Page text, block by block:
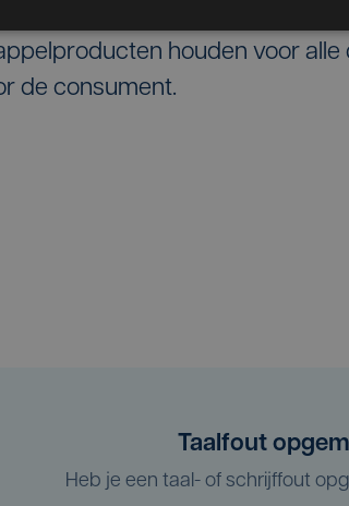
maar verleent volledige
houden voor alle
de consument.
Taalfout
Heb je een taal- of schrijffout